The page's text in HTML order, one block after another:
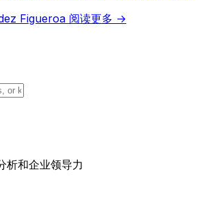
可减少88万吨二氧化碳排放。
Figueroa 阅读更多 →
析和企业领导力